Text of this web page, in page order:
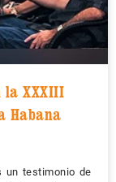
la XXXIII
Habana
un testimonio de